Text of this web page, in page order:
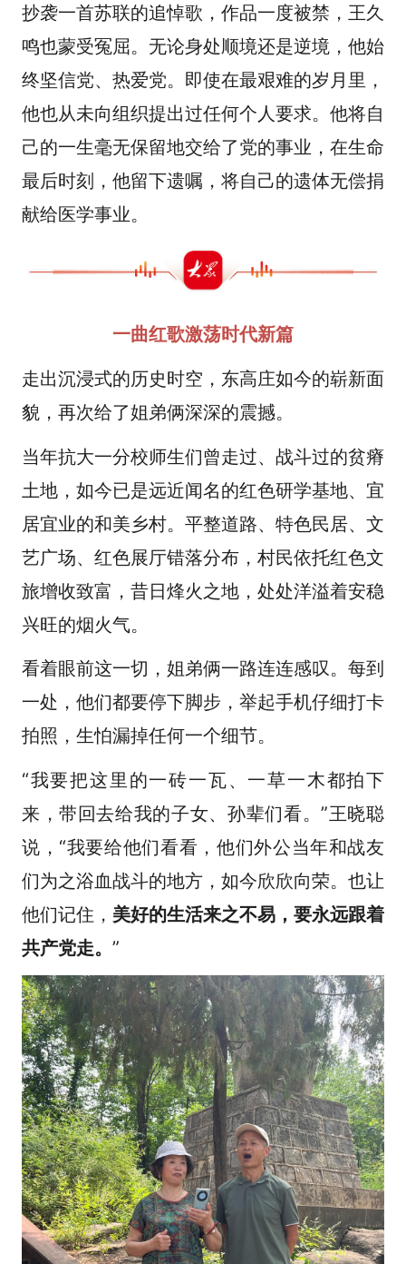
抄袭一首苏联的追悼歌，作品一度被禁，王久
鸣也蒙受冤屈。无论身处顺境还是逆境，他始
终坚信党、热爱党。即使在最艰难的岁月里，
他也从未向组织提出过任何个人要求。他将自
己的一生毫无保留地交给了党的事业，在生命
最后时刻，他留下遗嘱，将自己的遗体无偿捐
献给医学事业。
一曲红歌激荡时代新篇
走出沉浸式的历史时空，东高庄如今的崭新面
貌，再次给了姐弟俩深深的震撼。
当年抗大一分校师生们曾走过、战斗过的贫瘠
土地，如今已是远近闻名的红色研学基地、宜
居宜业的和美乡村。平整道路、特色民居、文
艺广场、红色展厅错落分布，村民依托红色文
旅增收致富，昔日烽火之地，处处洋溢着安稳
兴旺的烟火气。
看着眼前这一切，姐弟俩一路连连感叹。每到
一处，他们都要停下脚步，举起手机仔细打卡
拍照，生怕漏掉任何一个细节。
“我要把这里的一砖一瓦、一草一木都拍下
来，带回去给我的子女、孙辈们看。”王晓聪
说，“我要给他们看看，他们外公当年和战友
们为之浴血战斗的地方，如今欣欣向荣。也让
他们记住， 美好的生活来之不易，要永远跟着
共产党走。 ”